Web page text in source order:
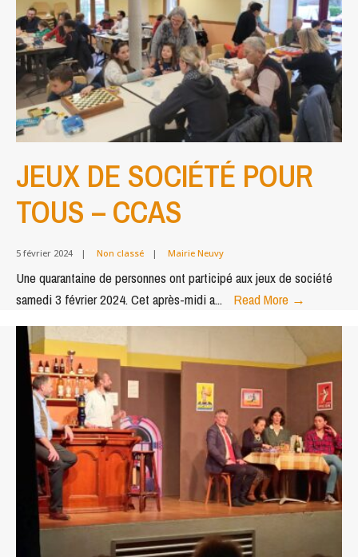
JEUX DE SOCIÉTÉ POUR
TOUS – CCAS
5 février 2024 | Non classé | Mairie Neuvy
Une quarantaine de personnes ont participé aux jeux de société
samedi 3 février 2024. Cet après-midi a... Read More →
POUR
TOUS
CCAS